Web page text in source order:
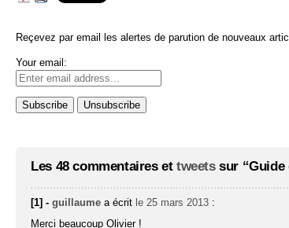
Reçevez par email les alertes de parution de nouveaux
Your email:
Les 48 commentaires et tweetssur “Guide
[1] -guillaume a écrit le 25 mars 2013 :
Merci beaucoup Olivier !